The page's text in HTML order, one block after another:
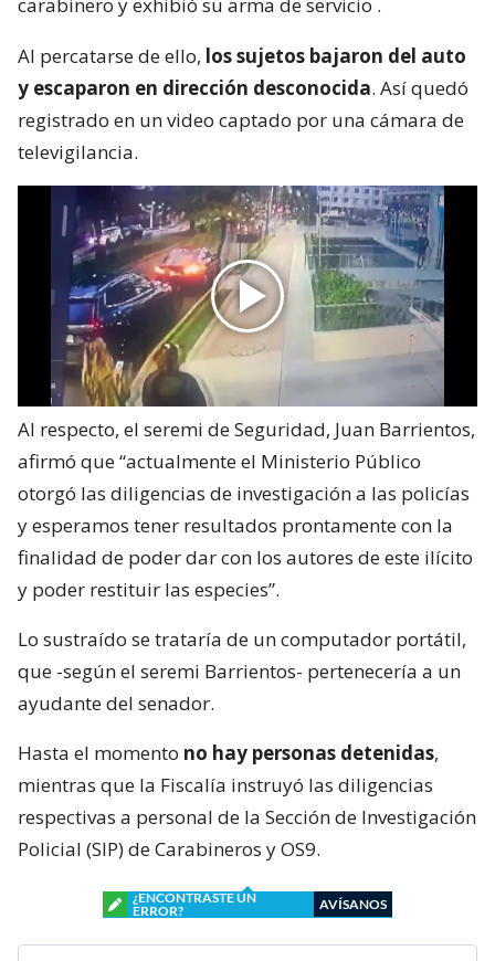
Al percatarse de ello, los sujetos bajaron del auto
y escaparon en dirección desconocida. Así quedó
registrado en un video captado por una cámara de
televigilancia.
Al respecto, el seremi de Seguridad, Juan Barrientos,
afirmó que “actualmente el Ministerio Público
otorgó las diligencias de investigación a las policías
y esperamos tener resultados prontamente con la
finalidad de poder dar con los autores de este ilícito
y poder restituir las especies”.
Lo sustraído se trataría de un computador portátil,
que -según el seremi Barrientos- pertenecería a un
ayudante del senador.
Hasta el momento no hay personas detenidas,
mientras que la Fiscalía instruyó las diligencias
respectivas a personal de la Sección de Investigación
Policial (SIP) de Carabineros y OS9.
¿ENCONTRASTE UN
ERROR?
AVÍSANOS